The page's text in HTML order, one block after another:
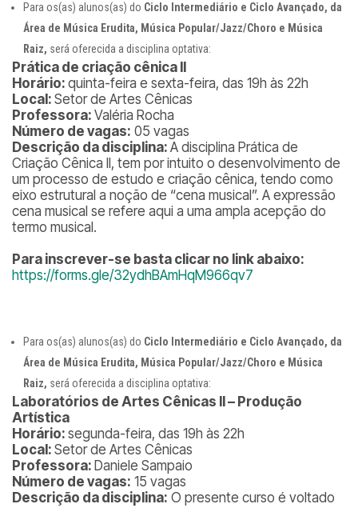
Para os(as) alunos(as) do Ciclo Intermediário e Ciclo Avançado, da
Área de Música Erudita, Música Popular/Jazz/Choro e Música
Raiz, será oferecida a disciplina optativa:
Prática de criação cênica II
Horário: quinta-feira e sexta-feira, das 19h às 22h
Local: Setor de Artes Cênicas
Professora: Valéria Rocha
Número de vagas: 05 vagas
Descrição da disciplina: A disciplina Prática de
Criação Cênica II, tem por intuito o desenvolvimento de
um processo de estudo e criação cênica, tendo como
eixo estrutural a noção de “cena musical”. A expressão
cena musical se refere aqui a uma ampla acepção do
termo musical.
Para inscrever-se basta clicar no link abaixo:
https://forms.gle/32ydhBAmHqM966qv7
Para os(as) alunos(as) do Ciclo Intermediário e Ciclo Avançado, da
Área de Música Erudita, Música Popular/Jazz/Choro e Música
Raiz, será oferecida a disciplina optativa:
Laboratórios de Artes Cênicas II – Produção
Artística
Horário: segunda-feira, das 19h às 22h
Local: Setor de Artes Cênicas
Professora: Daniele Sampaio
Número de vagas: 15 vagas
Descrição da disciplina: O presente curso é voltado